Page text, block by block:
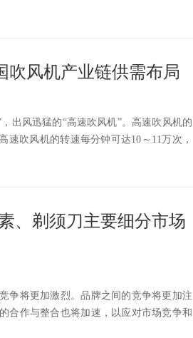
吹风机产业链供需布局
出风迅猛的“高速吹风机”。高速吹风机的
速吹风机的转速每分钟可达10～11万次，
、剃须刀主要细分市场
争将更加激烈。品牌之间的竞争将更加注
合作与整合也将加速，以应对市场竞争和